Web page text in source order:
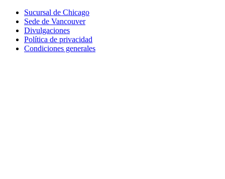
Sucursal de Chicago
Sede de Vancouver
Divulgaciones
Política de privacidad
Condiciones generales